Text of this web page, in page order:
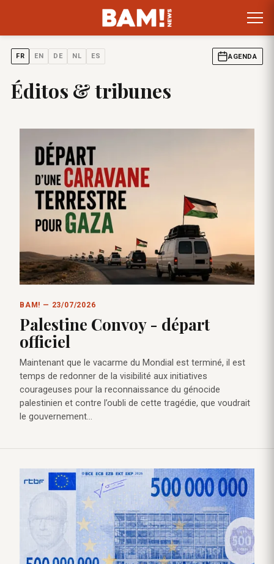
FR EN DE NL ES AGENDA
Éditos & tribunes
BAM! — 23/07/2026
Palestine Convoy - départ
officiel
Maintenant que le vacarme du Mondial est terminé, il est
temps de redonner de la visibilité aux initiatives
courageuses pour la reconnaissance du génocide
palestinien et contre l’oubli de cette tragédie, que voudrait
le gouvernement…